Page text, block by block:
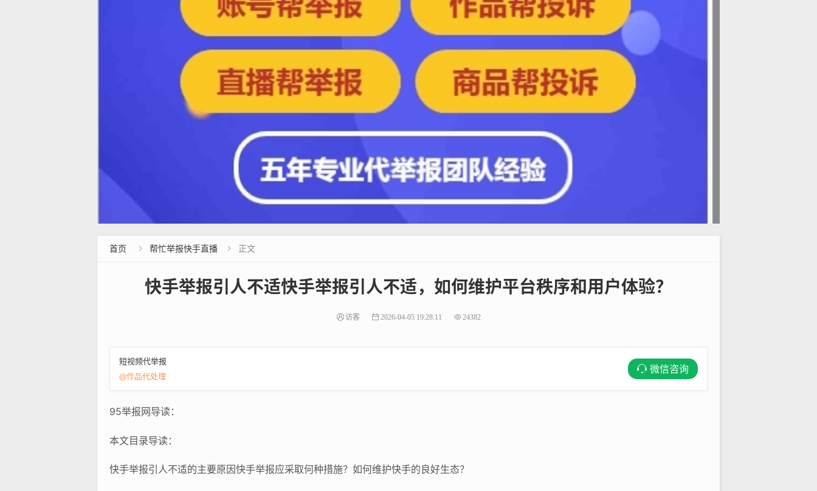
首页  帮忙举报快手直播  正文
快手举报引人不适快手举报引人不适，如何维护平台秩序和用户体验？
访客 2026-04-05 19:28:11 24382
短视频代举报
@作品代处理
微信咨询
95举报网导读：
本文目录导读：
快手举报引人不适的主要原因快手举报应采取何种措施？如何维护快手的良好生态？